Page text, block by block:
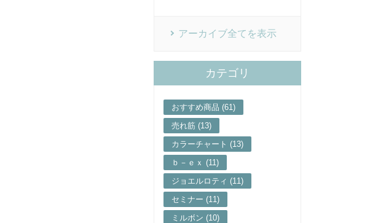
アーカイブ全てを表示
カテゴリ
おすすめ商品 (61)
売れ筋 (13)
カラーチャート (13)
ｂ－ｅｘ (11)
ジョエルロティ (11)
セミナー (11)
ミルボン (10)